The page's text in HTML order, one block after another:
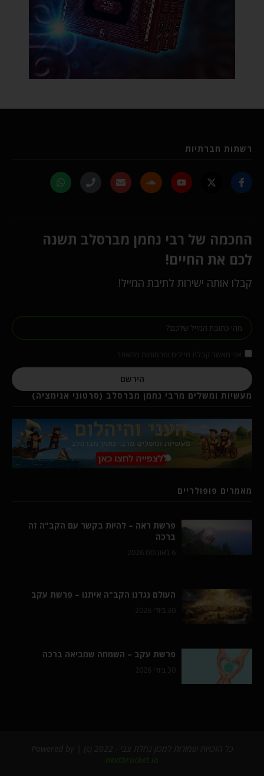
רשתות חברתיות
החכמה של רבי נחמן מברסלב תשנה
לכם את החיים!
קבלו אותה ישירות לתיבת המייל!
הירשם
מעשיות ומשלים מרבי נחמן מברסלב (סרטוני אנימציה)
מאמרים פופולריים
פרשת ראה – להיות בקשר עם הקב"ה זה
ברכה
6 באוגוסט 2026
העולם נגדנו הקב"ה איתנו – פרשת עקב
30 ביולי 2026
פרשת עקב – השמחה שמביאה ברכה
30 ביולי 2026
nextbracket.io